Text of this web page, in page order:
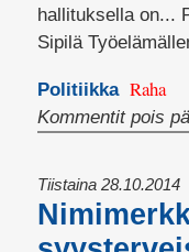
hallituksella on...
Sipilä
Politiikka Raha
Kommentit pois
Tiistaina 28.10.2014